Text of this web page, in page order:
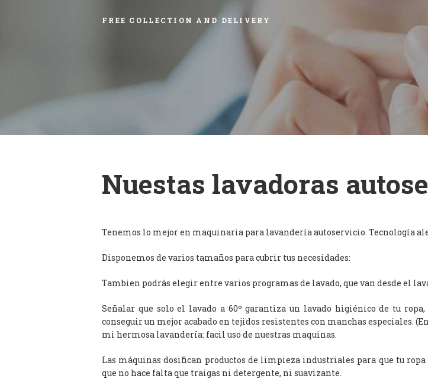
FREE COLLECTION AND DELIVERY
Nuestas lavadoras
Tenemos lo mejor en maquinaria para lavandería autoservicio. Tecnología
Disponemos de varios tamaños para cubrir tus necesidades:
Tambien podrás elegir entre varios programas de lavado, que van desde el
Señalar que solo el lavado a 60º garantiza un lavado higiénico de tu
conseguir un mejor acabado en tejidos resistentes con manchas especiales.
mi hermosa lavandería: facil uso de nuestras maquinas.
Las máquinas dosifican productos de limpieza industriales para que tu
que no hace falta que traigas ni detergente, ni suavizante.